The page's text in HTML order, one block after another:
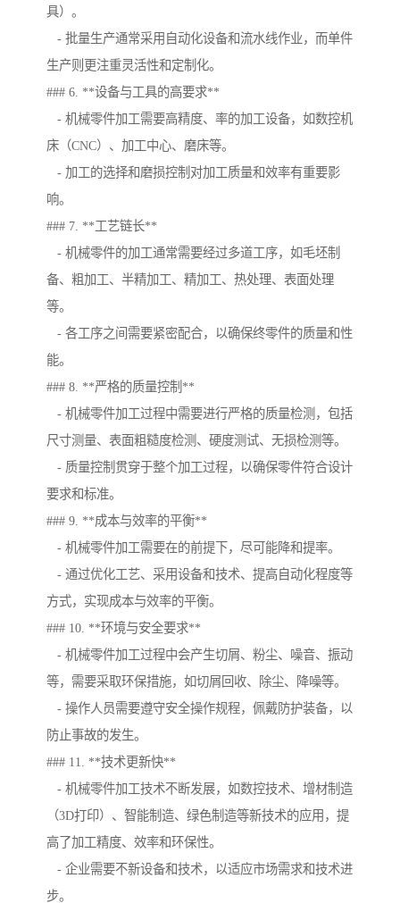
具）。
- 批量生产通常采用自动化设备和流水线作业，而单件
生产则更注重灵活性和定制化。
### 6. **设备与工具的高要求**
- 机械零件加工需要高精度、率的加工设备，如数控机
床（CNC）、加工中心、磨床等。
- 加工的选择和磨损控制对加工质量和效率有重要影
响。
### 7. **工艺链长**
- 机械零件的加工通常需要经过多道工序，如毛坯制
备、粗加工、半精加工、精加工、热处理、表面处理
等。
- 各工序之间需要紧密配合，以确保终零件的质量和性
能。
### 8. **严格的质量控制**
- 机械零件加工过程中需要进行严格的质量检测，包括
尺寸测量、表面粗糙度检测、硬度测试、无损检测等。
- 质量控制贯穿于整个加工过程，以确保零件符合设计
要求和标准。
### 9. **成本与效率的平衡**
- 机械零件加工需要在的前提下，尽可能降和提率。
- 通过优化工艺、采用设备和技术、提高自动化程度等
方式，实现成本与效率的平衡。
### 10. **环境与安全要求**
- 机械零件加工过程中会产生切屑、粉尘、噪音、振动
等，需要采取环保措施，如切屑回收、除尘、降噪等。
- 操作人员需要遵守安全操作规程，佩戴防护装备，以
防止事故的发生。
### 11. **技术更新快**
- 机械零件加工技术不断发展，如数控技术、增材制造
（3D打印）、智能制造、绿色制造等新技术的应用，提
高了加工精度、效率和环保性。
- 企业需要不新设备和技术，以适应市场需求和技术进
步。